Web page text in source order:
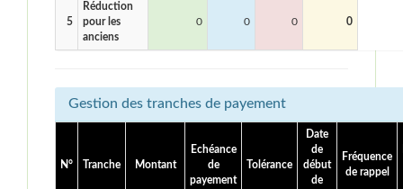
5
Réduction
pour les
anciens
0 0 0 0
Gestion des tranches de payement
N° Tranche Montant
Echéance
de
payement
Tolérance
Date
de
début
de
Fréquence
de rappel